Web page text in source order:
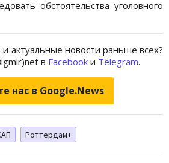
обстоятельства уголовного
актуальные новости раньше всех?
в Facebook и Telegram.
нас в Google.News
Роттердам+